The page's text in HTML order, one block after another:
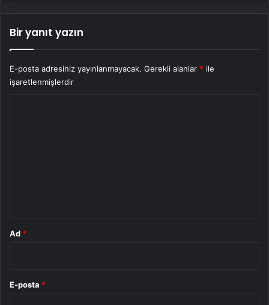
Bir yanıt yazın
E-posta adresiniz yayınlanmayacak. Gerekli alanlar * ile
işaretlenmişlerdir
Ad *
E-posta *